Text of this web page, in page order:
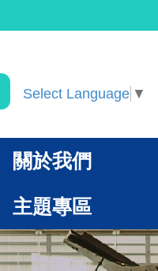
Select Language ▼
關於我們
主題專區